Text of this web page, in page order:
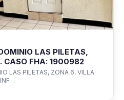
LAS PILETAS,
CASO FHA: 1900982
LAS PILETAS, ZONA 6, VILLA